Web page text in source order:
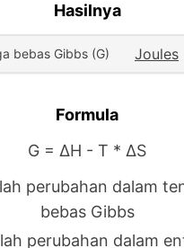
Hasilnya
bebas Gibbs (G)
Formula
G = ΔH - T * ΔS
perubahan dalam
bebas Gibbs
perubahan dalam